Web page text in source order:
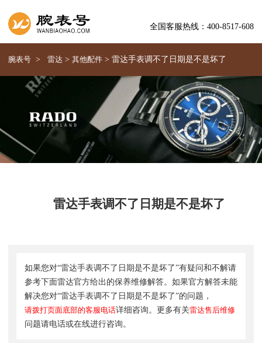
全国客服热线：400-8517-608
腕表号 > 雷达 > 其他配件 > 雷达手表调不了日期是不是坏了
雷达手表调不了日期是不是坏了
如果您对“雷达手表调不了日期是不是坏了”有疑问和不解请
参考下面雷达官方给出的保养维修解答。如果官方解答未能
解决您对“雷达手表调不了日期是不是坏了”的问题，
请拨打页面底部的客服电话详细咨询。更多有关雷达售后维修
问题请电话或在线进行咨询。